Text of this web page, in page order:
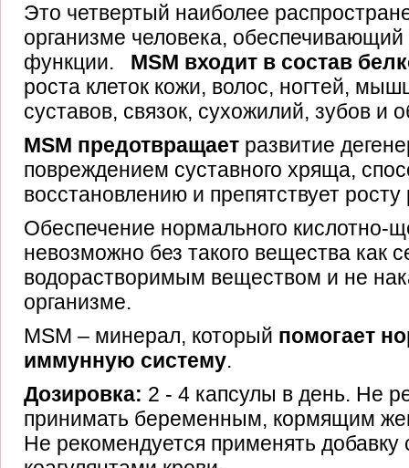
Это четвертый наиболее
организме человека,
функции. MSM входит в состав
роста клеток кожи, волос, ногтей,
суставов, связок, сухожилий, зубов и
MSM предотвращает развитие
повреждением суставного хряща,
восстановлению и препятствует
Обеспечение нормального кислотно-
невозможно без такого вещества как
водорастворимым веществом и не
организме.
MSM – минерал, который помогает
иммунную систему.
Дозировка: 2 - 4 капсулы в день. Не
принимать беременным, кормящим
Не рекомендуется применять добавку